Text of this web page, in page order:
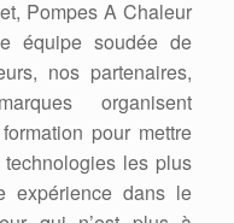
Pompes A Chaleur
soudée de
nos partenaires,
organisent
pour mettre
les plus
expérience dans le